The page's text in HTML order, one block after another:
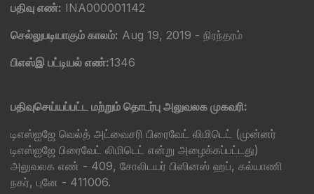
பதிவு எண்: INA000001142
செல்லுபடியாகும் காலம்: Aug 19, 2019 - நிரந்தரம்
பிஎஸ்இ பட்டியல் எண்:1346
பதிவுசெய்யப்பட்ட மற்றும் தொடர்பு அலுவலக முகவரி:
டிஎஸ்ஐஜே வெல்த் அட்வைசரி பிரைவேட் லிமிடெட் (முன்னர்
டிஎஸ்ஐஜே பிரைவேட் லிமிடெட் என்று அழைக்கப்பட்டது)
அலுவலக எண் - 409, சோலிடயர் பிஸினஸ் ஹப், கல்யாணி
நகர், புனே - 411006.